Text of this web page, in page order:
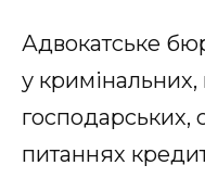
Адвокатське
у кримінальних,
господарських,
питаннях